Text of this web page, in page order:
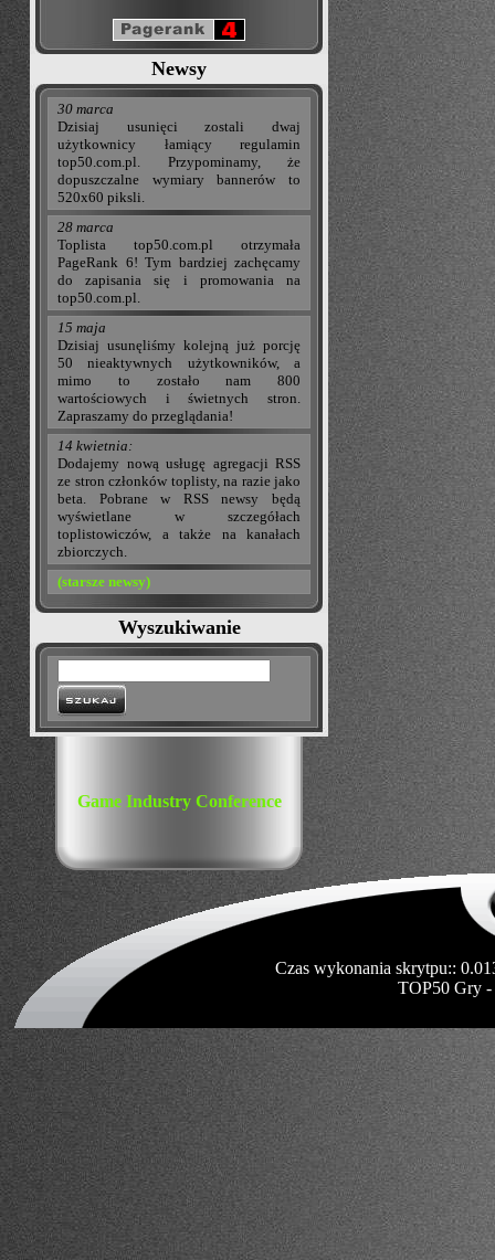
Newsy
30 marca
Dzisiaj usunięci zostali dwaj
użytkownicy łamiący regulamin
top50.com.pl. Przypominamy, że
dopuszczalne wymiary bannerów to
520x60 piksli.
28 marca
Toplista top50.com.pl otrzymała
PageRank 6! Tym bardziej zachęcamy
do zapisania się i promowania na
top50.com.pl.
15 maja
Dzisiaj usunęliśmy kolejną już porcję
50 nieaktywnych użytkowników, a
mimo to zostało nam 800
wartościowych i świetnych stron.
Zapraszamy do przeglądania!
14 kwietnia:
Dodajemy nową usługę agregacji RSS
ze stron członków toplisty, na razie jako
beta. Pobrane w RSS newsy będą
wyświetlane w szczegółach
toplistowiczów, a także na kanałach
zbiorczych.
(starsze newsy)
Wyszukiwanie
Game Industry Conference
Czas wykonania skrytpu::
TOP50 Gry